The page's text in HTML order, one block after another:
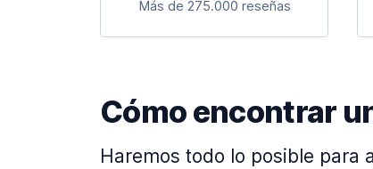
Más de 275.000 reseñas
Cómo encontrar
Haremos todo lo posible para